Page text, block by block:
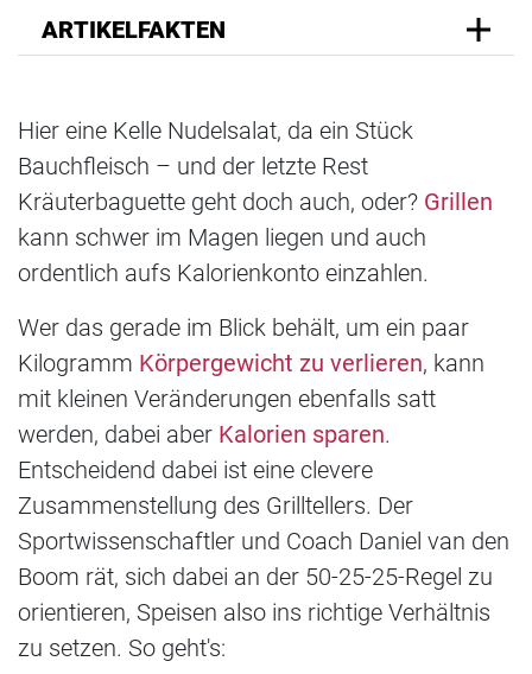
ARTIKELFAKTEN
Hier eine Kelle Nudelsalat, da ein Stück
Bauchfleisch – und der letzte Rest
Kräuterbaguette geht doch auch, oder? Grillen
kann schwer im Magen liegen und auch
ordentlich aufs Kalorienkonto einzahlen.
Wer das gerade im Blick behält, um ein paar
Kilogramm Körpergewicht zu verlieren, kann
mit kleinen Veränderungen ebenfalls satt
werden, dabei aber Kalorien sparen.
Entscheidend dabei ist eine clevere
Zusammenstellung des Grilltellers. Der
Sportwissenschaftler und Coach Daniel van den
Boom rät, sich dabei an der 50-25-25-Regel zu
orientieren, Speisen also ins richtige Verhältnis
zu setzen. So geht's: